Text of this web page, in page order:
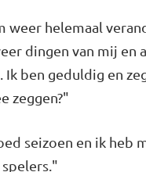
weer helemaal
dingen van mij en
ben geduldig en
zeggen?"
seizoen en ik heb